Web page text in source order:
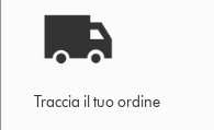
Traccia il tuo ordine